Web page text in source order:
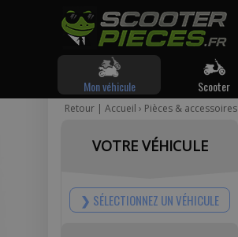
Mon véhicule Scooter
Retour | Accueil › Pièces & accessoires
VOTRE VÉHICULE
SÉLECTIONNEZ UN VÉHICULE